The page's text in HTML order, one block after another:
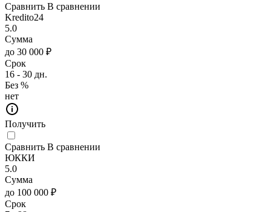
Сравнить В сравнении
Kredito24
5.0
Сумма
до 30 000 ₽
Срок
16 - 30 дн.
Без %
нет
Получить
Сравнить В сравнении
ЮККИ
5.0
Сумма
до 100 000 ₽
Срок